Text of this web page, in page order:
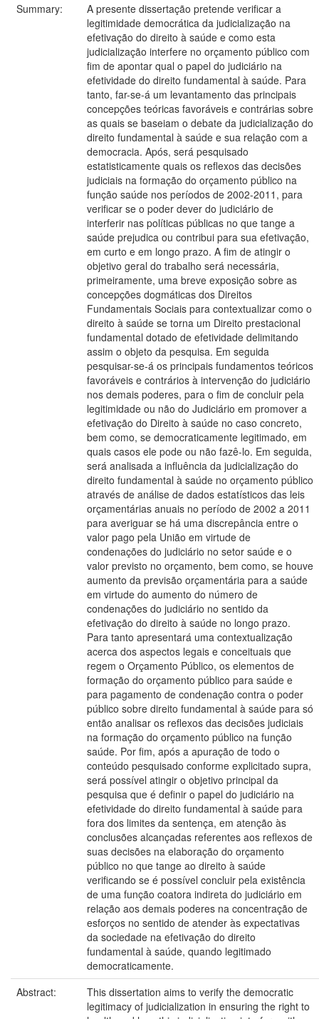
Summary:
A presente dissertação pretende verificar a
legitimidade democrática da judicialização na
efetivação do direito à saúde e como esta
judicialização interfere no orçamento público com
fim de apontar qual o papel do judiciário na
efetividade do direito fundamental à saúde. Para
tanto, far-se-á um levantamento das principais
concepções teóricas favoráveis e contrárias sobre
as quais se baseiam o debate da judicialização do
direito fundamental à saúde e sua relação com a
democracia. Após, será pesquisado
estatisticamente quais os reflexos das decisões
judiciais na formação do orçamento público na
função saúde nos períodos de 2002-2011, para
verificar se o poder dever do judiciário de
interferir nas políticas públicas no que tange a
saúde prejudica ou contribui para sua efetivação,
em curto e em longo prazo. A fim de atingir o
objetivo geral do trabalho será necessária,
primeiramente, uma breve exposição sobre as
concepções dogmáticas dos Direitos
Fundamentais Sociais para contextualizar como o
direito à saúde se torna um Direito prestacional
fundamental dotado de efetividade delimitando
assim o objeto da pesquisa. Em seguida
pesquisar-se-á os principais fundamentos teóricos
favoráveis e contrários à intervenção do judiciário
nos demais poderes, para o fim de concluir pela
legitimidade ou não do Judiciário em promover a
efetivação do Direito à saúde no caso concreto,
bem como, se democraticamente legitimado, em
quais casos ele pode ou não fazê-lo. Em seguida,
será analisada a influência da judicialização do
direito fundamental à saúde no orçamento público
através de análise de dados estatísticos das leis
orçamentárias anuais no período de 2002 a 2011
para averiguar se há uma discrepância entre o
valor pago pela União em virtude de
condenações do judiciário no setor saúde e o
valor previsto no orçamento, bem como, se houve
aumento da previsão orçamentária para a saúde
em virtude do aumento do número de
condenações do judiciário no sentido da
efetivação do direito à saúde no longo prazo.
Para tanto apresentará uma contextualização
acerca dos aspectos legais e conceituais que
regem o Orçamento Público, os elementos de
formação do orçamento público para saúde e
para pagamento de condenação contra o poder
público sobre direito fundamental à saúde para só
então analisar os reflexos das decisões judiciais
na formação do orçamento público na função
saúde. Por fim, após a apuração de todo o
conteúdo pesquisado conforme explicitado supra,
será possível atingir o objetivo principal da
pesquisa que é definir o papel do judiciário na
efetividade do direito fundamental à saúde para
fora dos limites da sentença, em atenção às
conclusões alcançadas referentes aos reflexos de
suas decisões na elaboração do orçamento
público no que tange ao direito à saúde
verificando se é possível concluir pela existência
de uma função coatora indireta do judiciário em
relação aos demais poderes na concentração de
esforços no sentido de atender às expectativas
da sociedade na efetivação do direito
fundamental à saúde, quando legitimado
democraticamente.
Abstract:
This dissertation aims to verify the democratic
legitimacy of judicialization in ensuring the right to